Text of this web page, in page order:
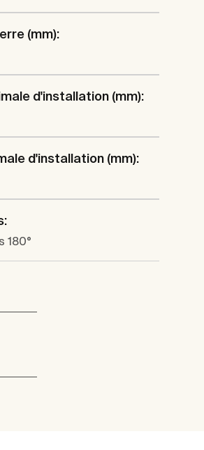
(mm):
d'installation (mm):
d'installation (mm):
180°